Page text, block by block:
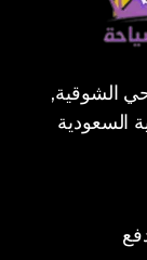
الشوقية,